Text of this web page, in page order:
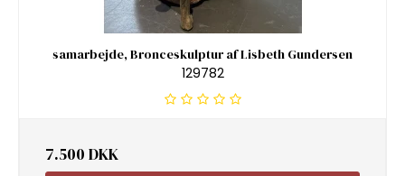
samarbejde, Bronceskulptur af Lisbeth Gundersen
129782
7.500 DKK